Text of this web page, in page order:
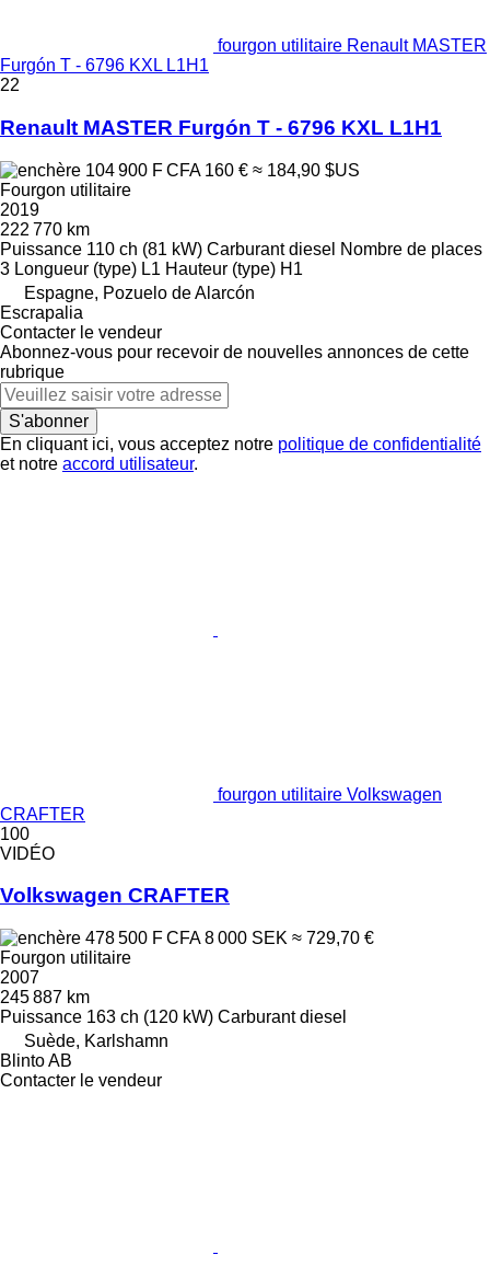
fourgon utilitaire Renault MASTER
Furgón T - 6796 KXL L1H1
22
Renault MASTER Furgón T - 6796 KXL L1H1
104 900 F CFA 160 € ≈ 184,90 $US
Fourgon utilitaire
2019
222 770 km
Puissance 110 ch (81 kW) Carburant diesel Nombre de places
3 Longueur (type) L1 Hauteur (type) H1
Espagne, Pozuelo de Alarcón
Escrapalia
Contacter le vendeur
Abonnez-vous pour recevoir de nouvelles annonces de cette
rubrique
S'abonner
En cliquant ici, vous acceptez notre politique de confidentialité
et notre accord utilisateur.
fourgon utilitaire Volkswagen
CRAFTER
100
VIDÉO
Volkswagen CRAFTER
478 500 F CFA8 000 SEK ≈ 729,70 €
Fourgon utilitaire
2007
245 887 km
Puissance 163 ch (120 kW) Carburant diesel
Suède, Karlshamn
Blinto AB
Contacter le vendeur